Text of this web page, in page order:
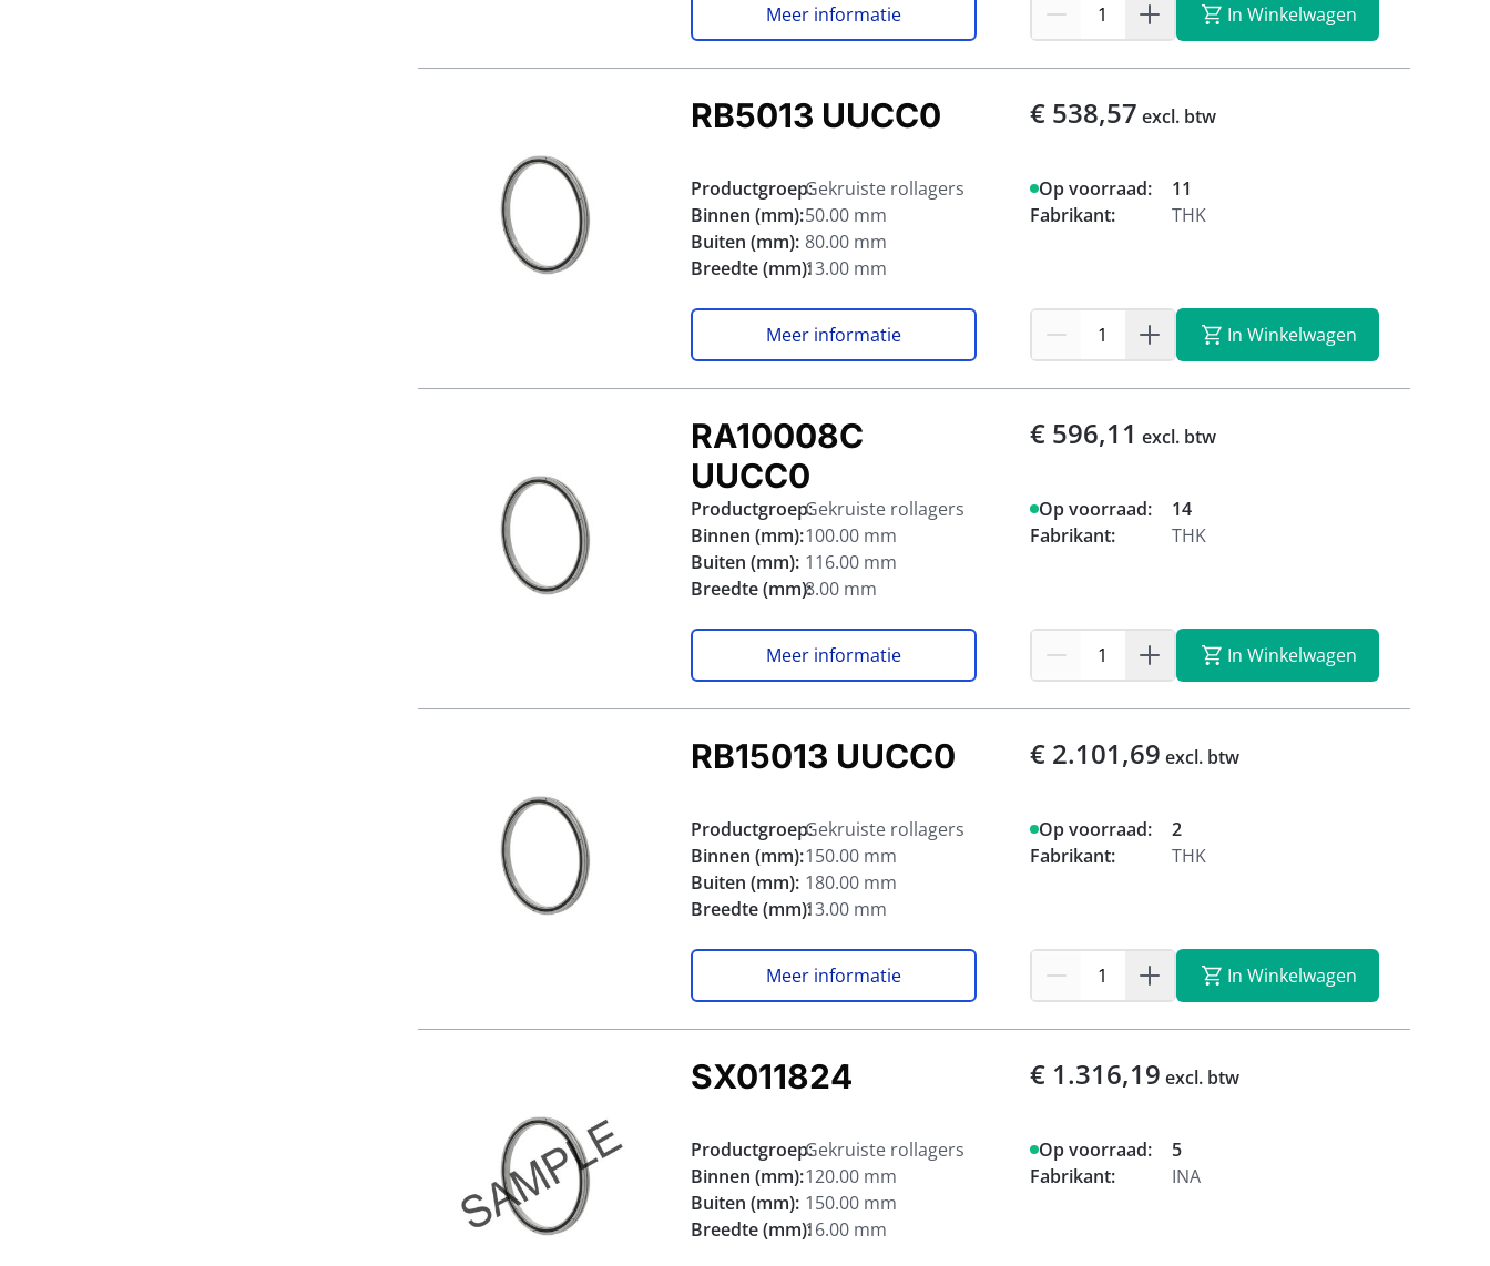
Meer informatie In Winkelwagen
RB5013 UUCC0 € 538,57 excl. btw
Productgroep:Gekruiste rollagers
Binnen (mm):50.00 mm
Buiten (mm): 80.00 mm
Breedte (mm):13.00 mm
Op voorraad:
11
Fabrikant:
THK
Meer informatie In Winkelwagen
RA10008C
UUCC0
€ 596,11 excl. btw
Productgroep:Gekruiste rollagers
Binnen (mm):100.00 mm
Buiten (mm): 116.00 mm
Breedte (mm):8.00 mm
Op voorraad:
14
Fabrikant:
THK
Meer informatie In Winkelwagen
RB15013 UUCC0 € 2.101,69 excl. btw
Productgroep:Gekruiste rollagers
Binnen (mm):150.00 mm
Buiten (mm): 180.00 mm
Breedte (mm):13.00 mm
Op voorraad:
2
Fabrikant:
THK
Meer informatie In Winkelwagen
SX011824 € 1.316,19 excl. btw
Productgroep:Gekruiste rollagers
Binnen (mm):120.00 mm
Buiten (mm): 150.00 mm
Breedte (mm):16.00 mm
Op voorraad:
5
Fabrikant:
INA